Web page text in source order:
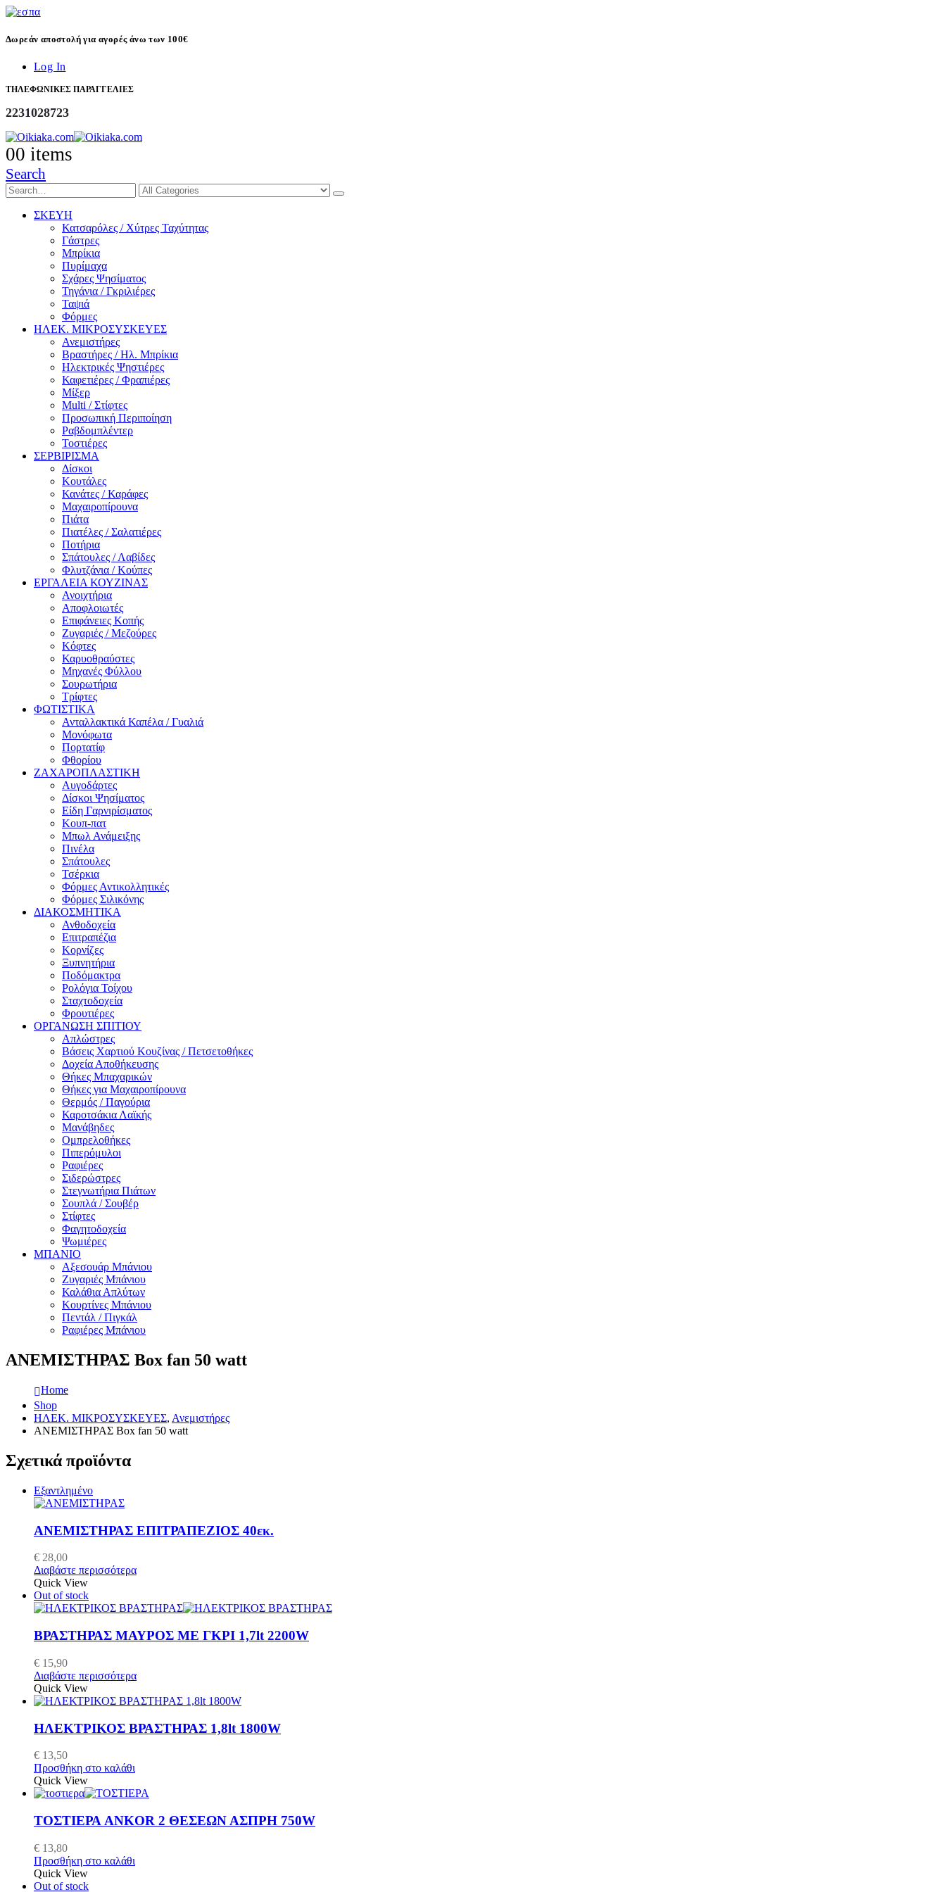
Δωρεάν αποστολή για αγορές άνω των 100€
Log In
ΤΗΛΕΦΩΝΙΚΕΣ ΠΑΡΑΓΓΕΛΙΕΣ
2231028723
00 items
Search
ΣΚΕΥΗ
Κατσαρόλες / Χύτρες Ταχύτητας
Γάστρες
Μπρίκια
Πυρίμαχα
Σχάρες Ψησίματος
Τηγάνια / Γκριλιέρες
Ταψιά
Φόρμες
ΗΛΕΚ. ΜΙΚΡΟΣΥΣΚΕΥΕΣ
Ανεμιστήρες
Βραστήρες / Ηλ. Μπρίκια
Ηλεκτρικές Ψηστιέρες
Καφετιέρες / Φραπιέρες
Μίξερ
Multi / Στίφτες
Προσωπική Περιποίηση
Ραβδομπλέντερ
Τοστιέρες
ΣΕΡΒΙΡΙΣΜΑ
Δίσκοι
Κουτάλες
Κανάτες / Καράφες
Μαχαιροπίρουνα
Πιάτα
Πιατέλες / Σαλατιέρες
Ποτήρια
Σπάτουλες / Λαβίδες
Φλυτζάνια / Κούπες
ΕΡΓΑΛΕΙΑ ΚΟΥΖΙΝΑΣ
Ανοιχτήρια
Αποφλοιωτές
Επιφάνειες Κοπής
Ζυγαριές / Μεζούρες
Κόφτες
Καρυοθραύστες
Μηχανές Φύλλου
Σουρωτήρια
Τρίφτες
ΦΩΤΙΣΤΙΚΑ
Ανταλλακτικά Καπέλα / Γυαλιά
Μονόφωτα
Πορτατίφ
Φθορίου
ΖΑΧΑΡΟΠΛΑΣΤΙΚΗ
Αυγοδάρτες
Δίσκοι Ψησίματος
Είδη Γαρνιρίσματος
Κουπ-πατ
Μπωλ Ανάμειξης
Πινέλα
Σπάτουλες
Τσέρκια
Φόρμες Αντικολλητικές
Φόρμες Σιλικόνης
ΔΙΑΚΟΣΜΗΤΙΚΑ
Ανθοδοχεία
Επιτραπέζια
Κορνίζες
Ξυπνητήρια
Ποδόμακτρα
Ρολόγια Τοίχου
Σταχτοδοχεία
Φρουτιέρες
ΟΡΓΑΝΩΣΗ ΣΠΙΤΙΟΥ
Απλώστρες
Βάσεις Χαρτιού Κουζίνας / Πετσετοθήκες
Δοχεία Αποθήκευσης
Θήκες Μπαχαρικών
Θήκες για Μαχαιροπίρουνα
Θερμός / Παγούρια
Καροτσάκια Λαϊκής
Μανάβηδες
Ομπρελοθήκες
Πιπερόμυλοι
Ραφιέρες
Σιδερώστρες
Στεγνωτήρια Πιάτων
Σουπλά / Σουβέρ
Στίφτες
Φαγητοδοχεία
Ψωμιέρες
ΜΠΑΝΙΟ
Αξεσουάρ Μπάνιου
Ζυγαριές Μπάνιου
Καλάθια Απλύτων
Κουρτίνες Μπάνιου
Πεντάλ / Πιγκάλ
Ραφιέρες Μπάνιου
ΑΝΕΜΙΣΤΗΡΑΣ Box fan 50 watt
Home
Shop
ΗΛΕΚ. ΜΙΚΡΟΣΥΣΚΕΥΕΣ, Ανεμιστήρες
ΑΝΕΜΙΣΤΗΡΑΣ Box fan 50 watt
Σχετικά προϊόντα
Εξαντλημένο
ΑΝΕΜΙΣΤΗΡΑΣ ΕΠΙΤΡΑΠΕΖΙΟΣ 40εκ.
€ 28,00
Διαβάστε περισσότερα
Quick View
Out of stock
ΒΡΑΣΤΗΡΑΣ ΜΑΥΡΟΣ ΜΕ ΓΚΡΙ 1,7lt 2200W
€ 15,90
Διαβάστε περισσότερα
Quick View
ΗΛΕΚΤΡΙΚΟΣ ΒΡΑΣΤΗΡΑΣ 1,8lt 1800W
€ 13,50
Προσθήκη στο καλάθι
Quick View
ΤΟΣΤΙΕΡΑ ANKOR 2 ΘΕΣΕΩΝ ΑΣΠΡΗ 750W
€ 13,80
Προσθήκη στο καλάθι
Quick View
Out of stock